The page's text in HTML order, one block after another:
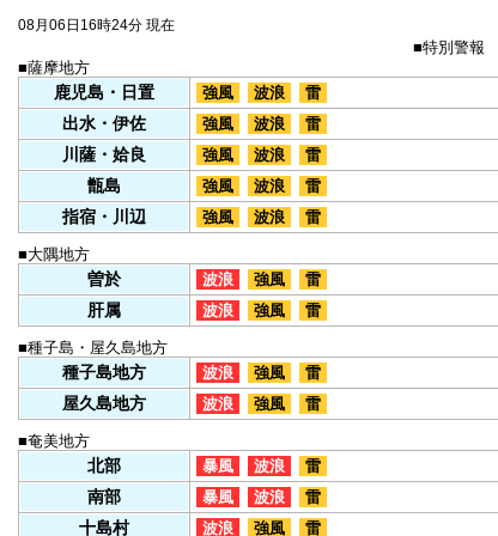
08月06日16時24分 現在
■特別警報
■薩摩地方
鹿児島・日置 強風 波浪 雷
出水・伊佐 強風 波浪 雷
川薩・姶良 強風 波浪 雷
甑島 強風 波浪 雷
指宿・川辺 強風 波浪 雷
■大隅地方
曽於 波浪 強風 雷
肝属 波浪 強風 雷
■種子島・屋久島地方
種子島地方 波浪 強風 雷
屋久島地方 波浪 強風 雷
■奄美地方
北部 暴風 波浪 雷
南部 暴風 波浪 雷
十島村 波浪 強風 雷